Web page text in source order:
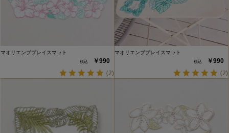
マオリエンブプレイスマット
￥990
(2)
マオリエンブプレイスマット
￥990
(2)